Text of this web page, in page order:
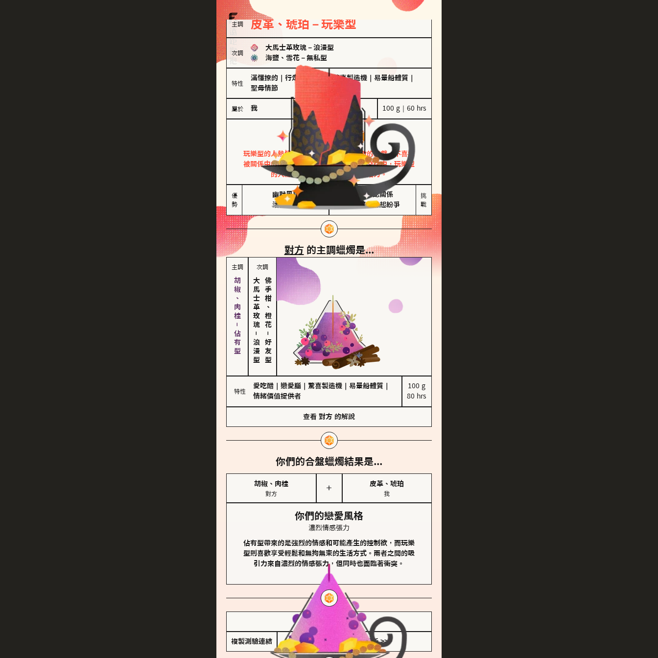
主調 皮革、琥珀－玩樂型
次調
大馬士革玫瑰 － 浪漫型
海鹽、雪花 － 無私型
特性
滿懂撩的 行走的發電機 ｜ 驚喜製造機 易暈船體質
聖母情節
屬於 我 100 g｜60 hrs
玩樂型
皮革、琥珀
玩樂型的人熱情洋溢，視戀愛為一場刺激的遊戲，不喜歡
被關係中的限制綑綁。無論是約會中還是交往中，玩樂型
的人總能帶來樂趣，讓關係充滿活力。
優
勢
幽默風趣
活在當下
害怕確認關係
桃花較多易起紛爭
挑
戰
對方 的主調蠟燭是...
主調
胡椒、肉桂－佔有型
次調
大馬士革玫瑰
－
浪漫型
佛手柑、橙花
－
好友型
特性
愛吃醋 戀愛腦 驚喜製造機 易暈船體質
情緒價值提供者
100 g
80 hrs
查看 對方 的解說
你們的合盤蠟燭結果是...
胡椒、肉桂
對方
＋
皮革、琥珀
我
你們的戀愛風格
濃烈情感張力
佔有型帶來的是強烈的情感和可能產生的控制欲，而玩樂
型則喜歡享受輕鬆和無拘無束的生活方式。兩者之間的吸
引力來自濃烈的情感張力，但同時也面臨著衝突。
儲存我的結果圖
複製測驗連結 查看香氛類型全解析 >>>